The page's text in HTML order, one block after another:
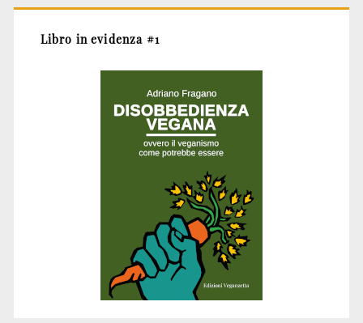
Libro in evidenza #1